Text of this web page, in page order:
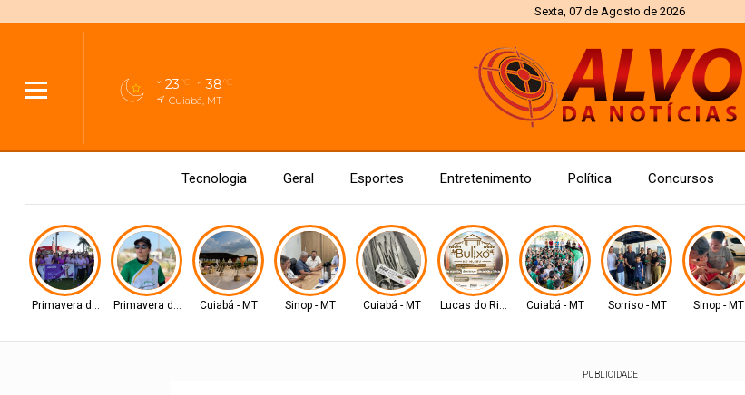
Sexta, 07 de Agosto de 2026
23°C 38°C
Cuiabá, MT
Tecnologia Geral Esportes Entretenimento Política Concursos
Primavera do LestePrimavera do LesteCuiabá - MT Sinop - MT Cuiabá - MT Lucas do Rio VerdeCuiabá - MT Sorriso - MT Sinop - MT
PUBLICIDADE